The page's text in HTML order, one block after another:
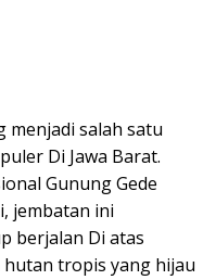
menjadi salah satu
Di Jawa Barat.
Gunung Gede
jembatan ini
berjalan Di atas
tropis yang hijau